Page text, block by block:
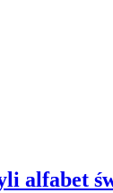
alfabet